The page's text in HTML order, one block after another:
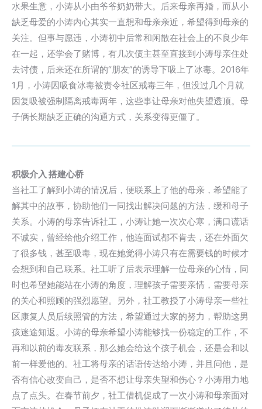
水果生意，小涛从小由爷爷奶奶带大。后来母亲再婚，而从小
缺乏母爱的小涛内心其实一直想和母亲亲近，希望得到母亲的
关注。但事与愿违，小涛初中后常和闲散在社会上的不良少年
在一起，还学会了赌博，有几次债主甚至直接到小涛母亲住处
去讨债，后来还在所谓的“朋友”的诱导下吸上了冰毒。2016年
1月，小涛因吸食冰毒被责令社区戒毒三年，但没过几个月就
因复吸被强制隔离戒毒两年，这些事让母亲对他失望透顶。母
子俩长期缺乏正确的沟通方式，关系变得更僵了。
积极介入 搭建心桥
当社工了解到小涛的情况后，便联系上了他的母亲，希望能了
解其中的故事，协助他们一同找出解决问题的方法，缓和母子
关系。小涛的母亲告诉社工，小涛让她一次次心寒，满口谎话
不诚实，曾经给他介绍工作，他连面试都不肯去，还在外面欠
了很多钱，甚至吸毒，现在她觉得小涛只有在需要钱的时候才
会想到和自己联系。社工听了后表示理解一位母亲的心情，同
时也希望她能站在小涛的角度，理解孩子需要亲情，需要母亲
的关心和照顾的强烈愿望。另外，社工教授了小涛母亲一些社
区康复人员后续照管的方法，希望通过大家的努力，帮助这男
孩迷途知返。小涛的母亲希望小涛能够找一份稳定的工作，不
再和以前的毒友联系，那么她会给这个孩子机会，还是会和以
前一样爱他的。社工将母亲的话语传达给小涛，并且问他，是
否有信心改变自己，是否不想让母亲失望和伤心？小涛用力地
点了点头。在春节前夕，社工借机促成了一次小涛和母亲面对